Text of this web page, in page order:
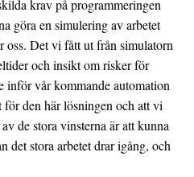
krav på programmeringen
göra en simulering av arbetet
Det vi fått ut från simulatorn
och insikt om risker för
vår kommande automation
den här lösningen och att vi
de stora vinsterna är att kunna
det stora arbetet drar igång, och